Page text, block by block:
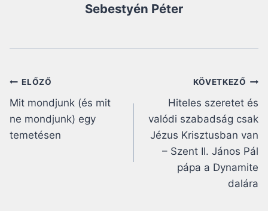
Sebestyén Péter
Bejegyzés
navigáció
ELŐZŐ
Mit mondjunk (és mit
ne mondjunk) egy
temetésen
KÖVETKEZŐ
Hiteles szeretet és
valódi szabadság csak
Jézus Krisztusban van
– Szent II. János Pál
pápa a Dynamite
dalára